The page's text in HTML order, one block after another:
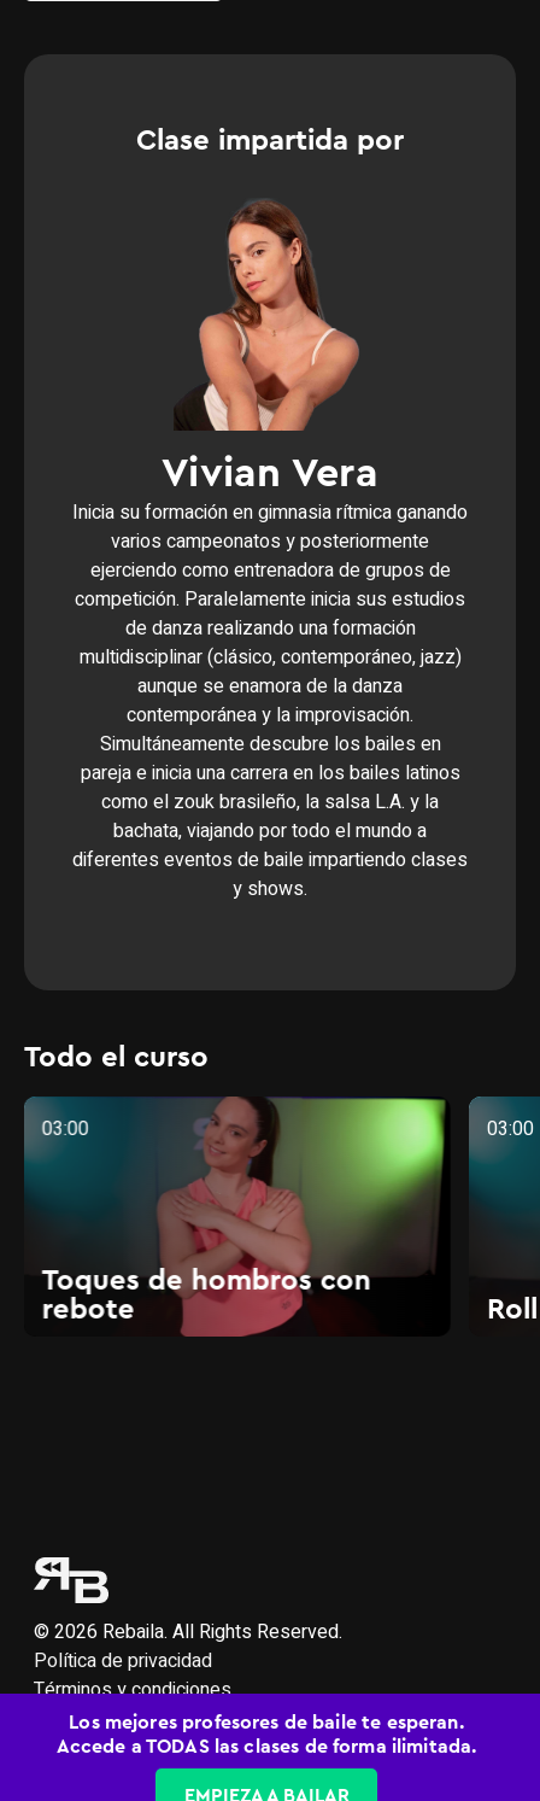
Clase impartida por
Vivian Vera
Inicia su formación en gimnasia rítmica ganando
varios campeonatos y posteriormente
ejerciendo como entrenadora de grupos de
competición. Paralelamente inicia sus estudios
de danza realizando una formación
multidisciplinar (clásico, contemporáneo, jazz)
aunque se enamora de la danza
contemporánea y la improvisación.
Simultáneamente descubre los bailes en
pareja e inicia una carrera en los bailes latinos
como el zouk brasileño, la salsa L.A. y la
bachata, viajando por todo el mundo a
diferentes eventos de baile impartiendo clases
y shows.
Todo el curso
03:00
Toques de hombros con
rebote
03:00
Los mejores profesores de baile te esperan.
Accede a TODAS las clases de forma ilimitada.
EMPIEZA A BAILAR
© 2026 Rebaila. All Rights Reserved.
Política de privacidad
Términos y condiciones
Soporte